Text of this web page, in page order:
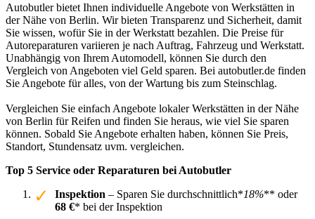
Autobutler bietet Ihnen individuelle Angebote von Werkstätten in
der Nähe von Berlin. Wir bieten Transparenz und Sicherheit, damit
Sie wissen, wofür Sie in der Werkstatt bezahlen. Die Preise für
Autoreparaturen variieren je nach Auftrag, Fahrzeug und Werkstatt.
Unabhängig von Ihrem Automodell, können Sie durch den
Vergleich von Angeboten viel Geld sparen. Bei autobutler.de finden
Sie Angebote für alles, von der Wartung bis zum Steinschlag.
Vergleichen Sie einfach Angebote lokaler Werkstätten in der Nähe
von Berlin für Reifen und finden Sie heraus, wie viel Sie sparen
können. Sobald Sie Angebote erhalten haben, können Sie Preis,
Standort, Stundensatz uvm. vergleichen.
Top 5 Service oder Reparaturen bei Autobutler
Inspektion – Sparen Sie durchschnittlich*18%** oder
68 €* bei der Inspektion